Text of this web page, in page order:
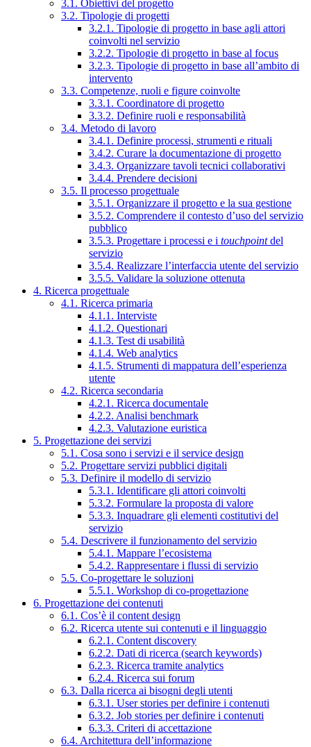
3.1. Obiettivi del progetto
3.2. Tipologie di progetti
3.2.1. Tipologie di progetto in base agli attori
coinvolti nel servizio
3.2.2. Tipologie di progetto in base al focus
3.2.3. Tipologie di progetto in base all’ambito di
intervento
3.3. Competenze, ruoli e figure coinvolte
3.3.1. Coordinatore di progetto
3.3.2. Definire ruoli e responsabilità
3.4. Metodo di lavoro
3.4.1. Definire processi, strumenti e rituali
3.4.2. Curare la documentazione di progetto
3.4.3. Organizzare tavoli tecnici collaborativi
3.4.4. Prendere decisioni
3.5. Il processo progettuale
3.5.1. Organizzare il progetto e la sua gestione
3.5.2. Comprendere il contesto d’uso del servizio
pubblico
3.5.3. Progettare i processi e i touchpointdel
servizio
3.5.4. Realizzare l’interfaccia utente del servizio
3.5.5. Validare la soluzione ottenuta
4. Ricerca progettuale
4.1. Ricerca primaria
4.1.1. Interviste
4.1.2. Questionari
4.1.3. Test di usabilità
4.1.4. Web analytics
4.1.5. Strumenti di mappatura dell’esperienza
utente
4.2. Ricerca secondaria
4.2.1. Ricerca documentale
4.2.2. Analisi benchmark
4.2.3. Valutazione euristica
5. Progettazione dei servizi
5.1. Cosa sono i servizi e il service design
5.2. Progettare servizi pubblici digitali
5.3. Definire il modello di servizio
5.3.1. Identificare gli attori coinvolti
5.3.2. Formulare la proposta di valore
5.3.3. Inquadrare gli elementi costitutivi del
servizio
5.4. Descrivere il funzionamento del servizio
5.4.1. Mappare l’ecosistema
5.4.2. Rappresentare i flussi di servizio
5.5. Co-progettare le soluzioni
5.5.1. Workshop di co-progettazione
6. Progettazione dei contenuti
6.1. Cos’è il content design
6.2. Ricerca utente sui contenuti e il linguaggio
6.2.1. Content discovery
6.2.2. Dati di ricerca (search keywords)
6.2.3. Ricerca tramite analytics
6.2.4. Ricerca sui forum
6.3. Dalla ricerca ai bisogni degli utenti
6.3.1. User stories per definire i contenuti
6.3.2. Job stories per definire i contenuti
6.3.3. Criteri di accettazione
6.4. Architettura dell’informazione